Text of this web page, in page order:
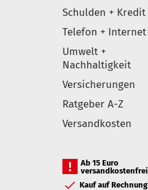
Schulden + Kredit
Telefon + Internet
Umwelt +
Nachhaltigkeit
Versicherungen
Ratgeber A-Z
Versandkosten
Ab 15 Euro
versandkostenfrei
Kauf auf Rechnung